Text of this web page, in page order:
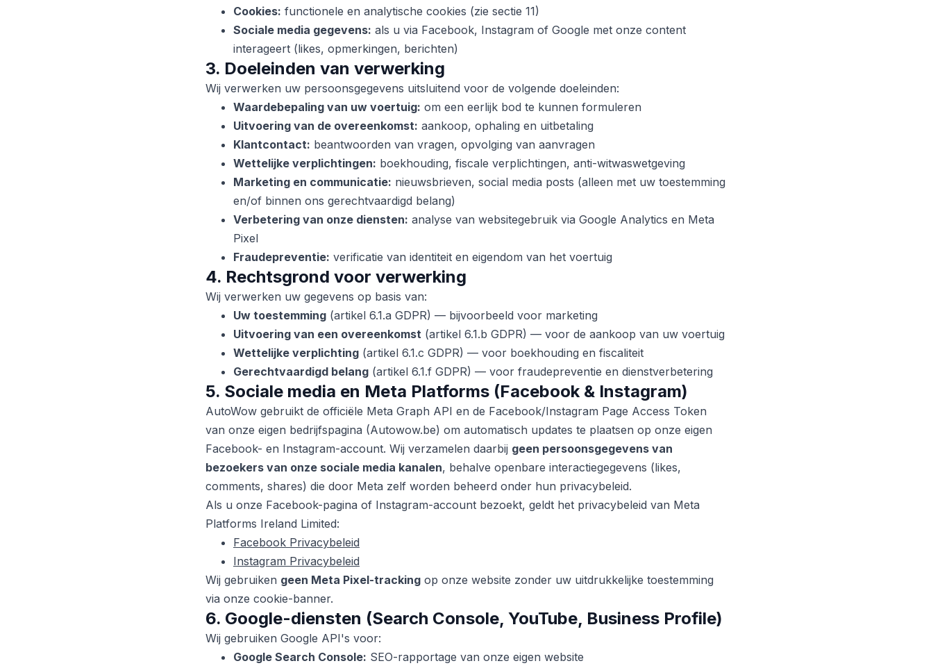
Cookies: functionele en analytische cookies (zie sectie 11)
Sociale media gegevens: als u via Facebook, Instagram of Google met onze content
interageert (likes, opmerkingen, berichten)
3. Doeleinden van verwerking
Wij verwerken uw persoonsgegevens uitsluitend voor de volgende doeleinden:
Waardebepaling van uw voertuig: om een eerlijk bod te kunnen formuleren
Uitvoering van de overeenkomst: aankoop, ophaling en uitbetaling
Klantcontact: beantwoorden van vragen, opvolging van aanvragen
Wettelijke verplichtingen: boekhouding, fiscale verplichtingen, anti-witwaswetgeving
Marketing en communicatie: nieuwsbrieven, social media posts (alleen met uw toestemming
en/of binnen ons gerechtvaardigd belang)
Verbetering van onze diensten: analyse van websitegebruik via Google Analytics en Meta
Pixel
Fraudepreventie: verificatie van identiteit en eigendom van het voertuig
4. Rechtsgrond voor verwerking
Wij verwerken uw gegevens op basis van:
Uw toestemming (artikel 6.1.a GDPR) — bijvoorbeeld voor marketing
Uitvoering van een overeenkomst (artikel 6.1.b GDPR) — voor de aankoop van uw voertuig
Wettelijke verplichting (artikel 6.1.c GDPR) — voor boekhouding en fiscaliteit
Gerechtvaardigd belang (artikel 6.1.f GDPR) — voor fraudepreventie en dienstverbetering
5. Sociale media en Meta Platforms (Facebook & Instagram)
AutoWow gebruikt de officiële Meta Graph API en de Facebook/Instagram Page Access Token
van onze eigen bedrijfspagina (Autowow.be) om automatisch updates te plaatsen op onze eigen
Facebook- en Instagram-account. Wij verzamelen daarbij geen persoonsgegevens van
bezoekers van onze sociale media kanalen, behalve openbare interactiegegevens (likes,
comments, shares) die door Meta zelf worden beheerd onder hun privacybeleid.
Als u onze Facebook-pagina of Instagram-account bezoekt, geldt het privacybeleid van Meta
Platforms Ireland Limited:
Facebook Privacybeleid
Instagram Privacybeleid
Wij gebruiken geen Meta Pixel-tracking op onze website zonder uw uitdrukkelijke toestemming
via onze cookie-banner.
6. Google-diensten (Search Console, YouTube, Business Profile)
Wij gebruiken Google API's voor:
Google Search Console: SEO-rapportage van onze eigen website